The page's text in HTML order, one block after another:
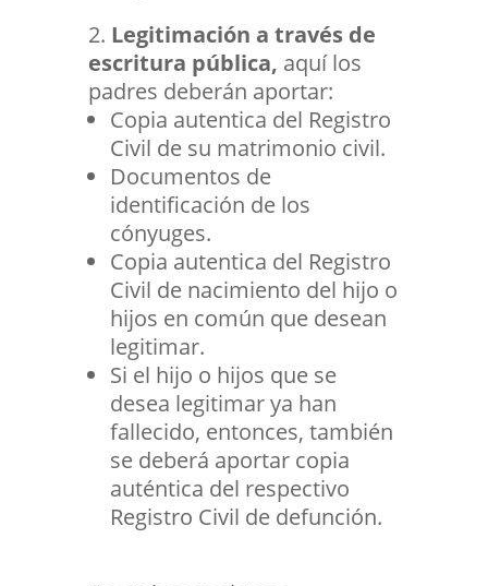
Legitimación a través de
escritura pública, aquí los
padres deberán aportar:
Copia autentica del Registro
Civil de su matrimonio civil.
Documentos de
identificación de los
cónyuges.
Copia autentica del Registro
Civil de nacimiento del hijo o
hijos en común que desean
legitimar.
Si el hijo o hijos que se
desea legitimar ya han
fallecido, entonces, también
se deberá aportar copia
auténtica del respectivo
Registro Civil de defunción.